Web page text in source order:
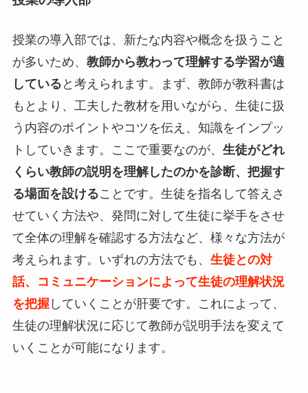
授業の導入部では、新たな内容や概念を扱うこと
が多いため、 教師から教わって理解する学習が適
している と考えられます。まず、教師が教科書は
もとより、工夫した教材を用いながら、生徒に扱
う内容のポイントやコツを伝え、知識をインプッ
トしていきます。ここで重要なのが、 生徒がどれ
くらい教師の説明を理解したのかを診断、把握す
る場面を設けることです。生徒を指名して答えさ
せていく方法や、発問に対して生徒に挙手をさせ
て全体の理解を確認する方法など、様々な方法が
考えられます。いずれの方法でも、 生徒との対
話、コミュニケーションによって生徒の理解状況
を把握していくことが肝要です。これによって、
生徒の理解状況に応じて教師が説明手法を変えて
いくことが可能になります。